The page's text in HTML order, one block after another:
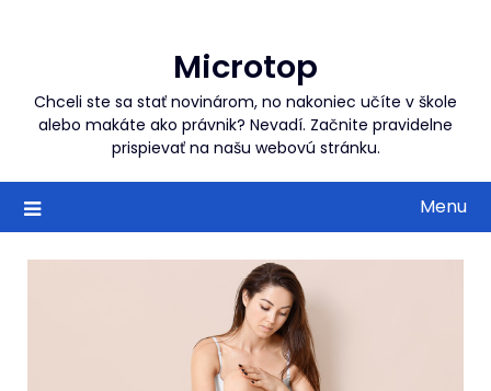
Microtop
Chceli ste sa stať novinárom, no nakoniec učíte v škole
alebo makáte ako právnik? Nevadí. Začnite pravidelne
prispievať na našu webovú stránku.
Menu